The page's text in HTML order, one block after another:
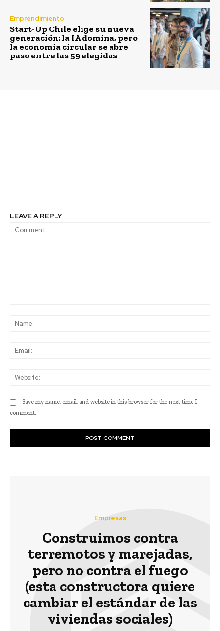
Emprendimiento
Start-Up Chile elige su nueva
generación: la IA domina, pero
la economía circular se abre
paso entre las 59 elegidas
LEAVE A REPLY
Save my name, email, and website in this browser for the next time I
comment.